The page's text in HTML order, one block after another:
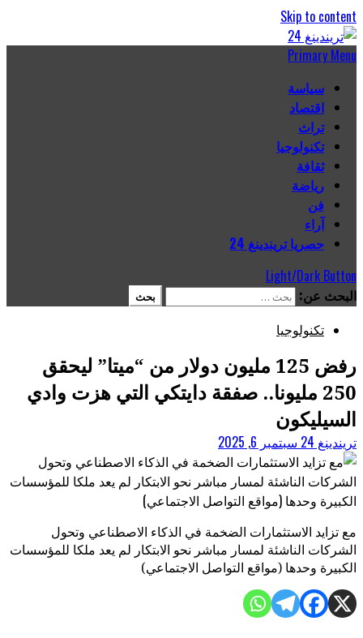
Skip to content
Primary Menu
سياسة
اقتصاد
تراث
تكنولوجيا
ثقافة
رياضة
فن
آراء
حصريا تريندينغ 24
Light/Dark Button
البحث عن:
تكنولوجيا
رفض 125 مليون دولار من “ميتا” ليحقق
250 مليونا.. صفقة دايتكي التي هزت وادي
السيليكون
تريندينغ 24 سبتمبر 6, 2025
مع تزايد الاستثمارات الضخمة في الذكاء الاصطناعي وتحول
الشركات الناشئة لمسار مباشر نحو الابتكار لم يعد ملكا للمؤسسات
الكبيرة وحدها (مواقع التواصل الاجتماعي)